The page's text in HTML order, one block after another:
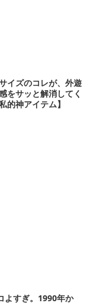
イズのコレが、外遊
をサッと解消してく
的神アイテム】
よすぎ。1990年か